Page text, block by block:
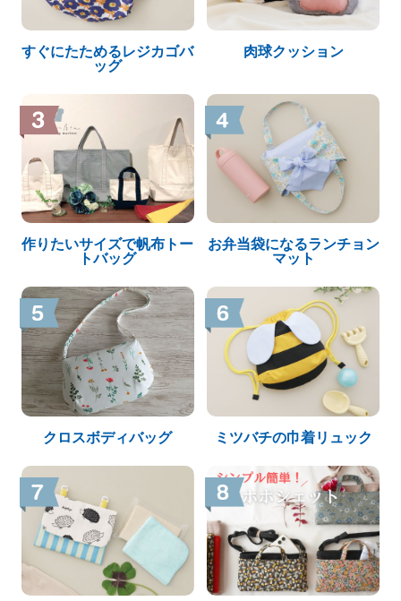
すぐにたためるレジカゴバ
ッグ
肉球クッション
作りたいサイズで帆布トー
トバッグ
お弁当袋になるランチョン
マット
クロスボディバッグ ミツバチの巾着リュック